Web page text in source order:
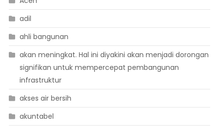
adil
ahli bangunan
akan meningkat. Hal ini diyakini akan menjadi dorongan
signifikan untuk mempercepat pembangunan
infrastruktur
akses air bersih
akuntabel